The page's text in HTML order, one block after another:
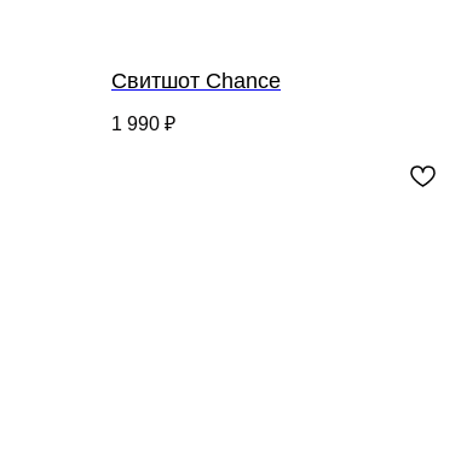
Свитшот Chance
1 990 ₽